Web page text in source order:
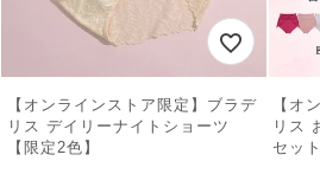
【オンラインストア限定】ブラデ
リス デイリーナイトショーツ
【限定2色】
【オ
リス
セット